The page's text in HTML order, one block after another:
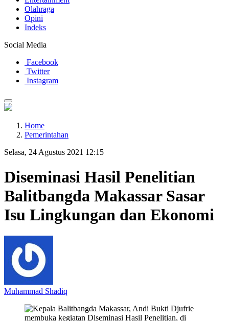
Olahraga
Opini
Indeks
Social Media
Facebook
Twitter
Instagram
Home
Pemerintahan
Selasa, 24 Agustus 2021 12:15
Diseminasi Hasil Penelitian
Balitbangda Makassar Sasar
Isu Lingkungan dan Ekonomi
Muhammad Shadiq